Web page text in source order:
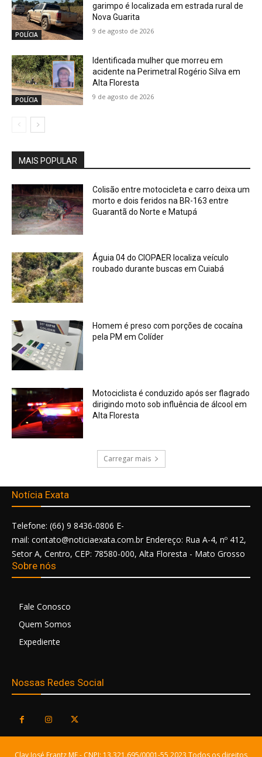
POLÍCIA
garimpo é localizada em estrada rural de
Nova Guarita
9 de agosto de 2026
POLÍCIA
Identificada mulher que morreu em
acidente na Perimetral Rogério Silva em
Alta Floresta
9 de agosto de 2026
MAIS POPULAR
Colisão entre motocicleta e carro deixa um
morto e dois feridos na BR-163 entre
Guarantã do Norte e Matupá
Águia 04 do CIOPAER localiza veículo
roubado durante buscas em Cuiabá
Homem é preso com porções de cocaína
pela PM em Colíder
Motociclista é conduzido após ser flagrado
dirigindo moto sob influência de álcool em
Alta Floresta
Carregar mais
Notícia Exata
Telefone: (66) 9 8436-0806 E-
mail: contato@noticiaexata.com.br Endereço: Rua A-4, nº 412,
Setor A, Centro, CEP: 78580-000, Alta Floresta - Mato Grosso
Sobre nós
Fale Conosco
Quem Somos
Expediente
Nossas Redes Social
Clay José Frantz ME - CNPJ: 13.321.695/0001-55 2023 Todos os direitos